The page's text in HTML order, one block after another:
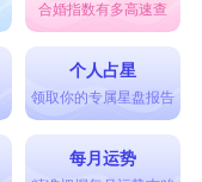
合婚指数有多高速查
个人占星
领取你的专属星盘报告
每月运势